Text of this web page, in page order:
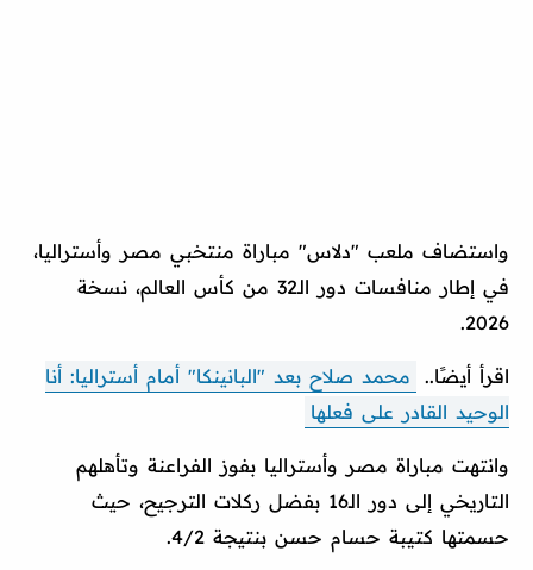
واستضاف ملعب "دلاس" مباراة منتخبي مصر وأستراليا،
في إطار منافسات دور الـ32 من كأس العالم، نسخة
2026.
اقرأ أيضًا..
محمد صلاح بعد "البانينكا" أمام أستراليا: أنا
الوحيد القادر على فعلها
وانتهت مباراة مصر وأستراليا بفوز الفراعنة وتأهلهم
التاريخي إلى دور الـ16 بفضل ركلات الترجيح، حيث
حسمتها كتيبة حسام حسن بنتيجة 4/2.